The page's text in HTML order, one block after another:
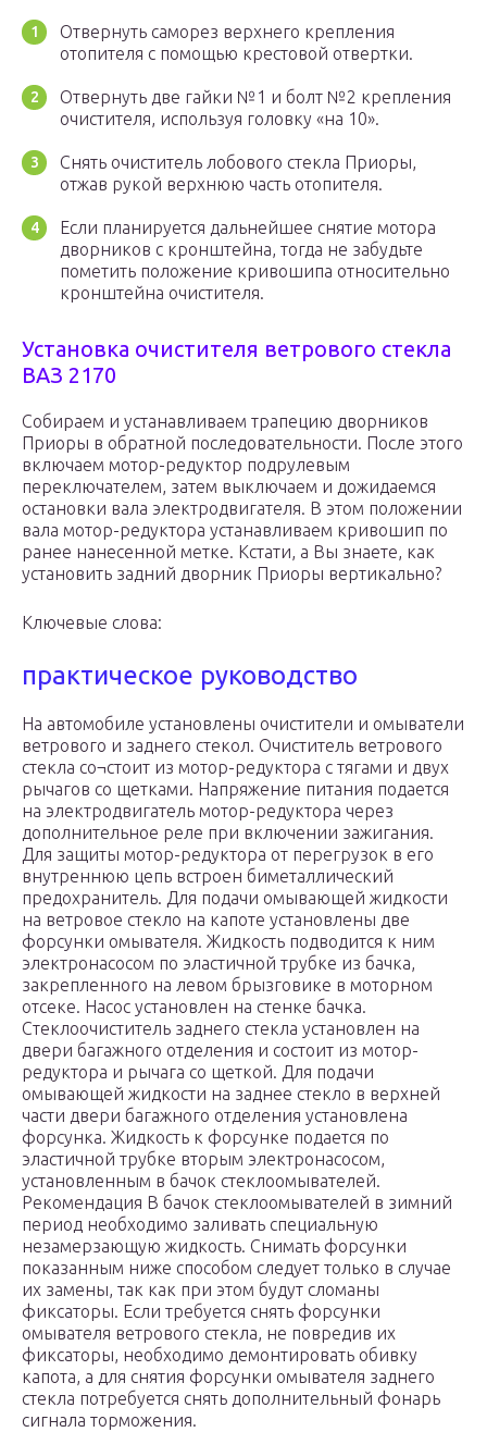
Отвернуть саморез верхнего крепления
отопителя с помощью крестовой отвертки.
Отвернуть две гайки №1 и болт №2 крепления
очистителя, используя головку «на 10».
Снять очиститель лобового стекла Приоры,
отжав рукой верхнюю часть отопителя.
Если планируется дальнейшее снятие мотора
дворников с кронштейна, тогда не забудьте
пометить положение кривошипа относительно
кронштейна очистителя.
Установка очистителя ветрового стекла
ВАЗ 2170
Собираем и устанавливаем трапецию дворников
Приоры в обратной последовательности. После этого
включаем мотор-редуктор подрулевым
переключателем, затем выключаем и дожидаемся
остановки вала электродвигателя. В этом положении
вала мотор-редуктора устанавливаем кривошип по
ранее нанесенной метке. Кстати, а Вы знаете, как
установить задний дворник Приоры вертикально?
Ключевые слова:
практическое руководство
На автомобиле установлены очистители и омыватели
ветрового и заднего стекол. Очиститель ветрового
стекла со¬стоит из мотор-редуктора с тягами и двух
рычагов со щетками. Напряжение питания подается
на электродвигатель мотор-редуктора через
дополнительное реле при включении зажигания.
Для защиты мотор-редуктора от перегрузок в его
внутреннюю цепь встроен биметаллический
предохранитель. Для подачи омывающей жидкости
на ветровое стекло на капоте установлены две
форсунки омывателя. Жидкость подводится к ним
электронасосом по эластичной трубке из бачка,
закрепленного на левом брызговике в моторном
отсеке. Насос установлен на стенке бачка.
Стеклоочиститель заднего стекла установлен на
двери багажного отделения и состоит из мотор-
редуктора и рычага со щеткой. Для подачи
омывающей жидкости на заднее стекло в верхней
части двери багажного отделения установлена
форсунка. Жидкость к форсунке подается по
эластичной трубке вторым электронасосом,
установленным в бачок стеклоомывателей.
Рекомендация В бачок стеклоомывателей в зимний
период необходимо заливать специальную
незамерзающую жидкость. Снимать форсунки
показанным ниже способом следует только в случае
их замены, так как при этом будут сломаны
фиксаторы. Если требуется снять форсунки
омывателя ветрового стекла, не повредив их
фиксаторы, необходимо демонтировать обивку
капота, а для снятия форсунки омывателя заднего
стекла потребуется снять дополнительный фонарь
сигнала торможения.